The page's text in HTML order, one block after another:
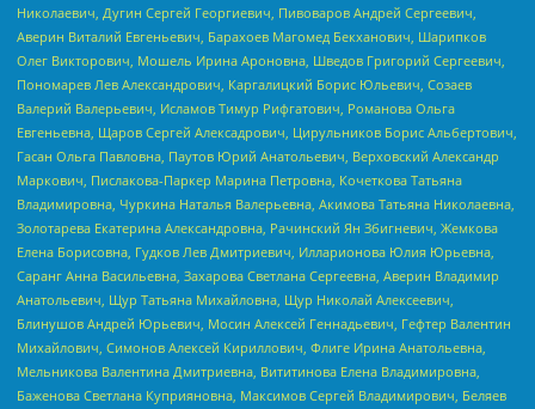
Николаевич, Дугин Сергей Георгиевич, Пивоваров Андрей Сергеевич,
Аверин Виталий Евгеньевич, Барахоев Магомед Бекханович, Шарипков
Олег Викторович, Мошель Ирина Ароновна, Шведов Григорий Сергеевич,
Пономарев Лев Александрович, Каргалицкий Борис Юльевич, Созаев
Валерий Валерьевич, Исламов Тимур Рифгатович, Романова Ольга
Евгеньевна, Щаров Сергей Алексадрович, Цирульников Борис Альбертович,
Гасан Ольга Павловна, Паутов Юрий Анатольевич, Верховский Александр
Маркович, Пислакова-Паркер Марина Петровна, Кочеткова Татьяна
Владимировна, Чуркина Наталья Валерьевна, Акимова Татьяна Николаевна,
Золотарева Екатерина Александровна, Рачинский Ян Збигневич, Жемкова
Елена Борисовна, Гудков Лев Дмитриевич, Илларионова Юлия Юрьевна,
Саранг Анна Васильевна, Захарова Светлана Сергеевна, Аверин Владимир
Анатольевич, Щур Татьяна Михайловна, Щур Николай Алексеевич,
Блинушов Андрей Юрьевич, Мосин Алексей Геннадьевич, Гефтер Валентин
Михайлович, Симонов Алексей Кириллович, Флиге Ирина Анатольевна,
Мельникова Валентина Дмитриевна, Вититинова Елена Владимировна,
Баженова Светлана Куприяновна, Максимов Сергей Владимирович, Беляев